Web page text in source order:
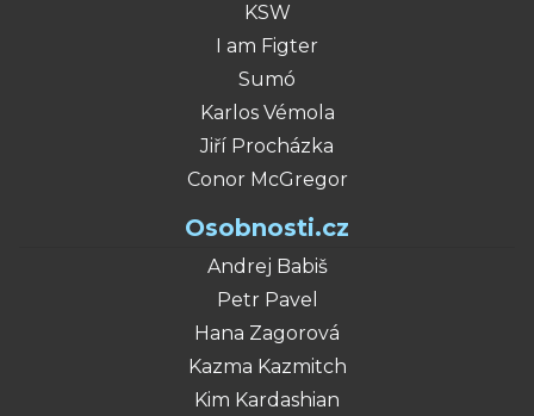
KSW
I am Figter
Sumó
Karlos Vémola
Jiří Procházka
Conor McGregor
Osobnosti.cz
Andrej Babiš
Petr Pavel
Hana Zagorová
Kazma Kazmitch
Kim Kardashian